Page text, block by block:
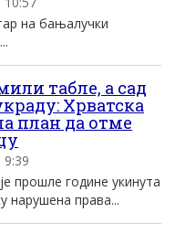
на бањалучки
табле, а сад
Хрватска
план да отме
9:39
прошле године укинута
нарушена права...